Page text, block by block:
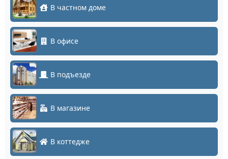
В частном доме
В офисе
В подъезде
В магазине
В коттедже